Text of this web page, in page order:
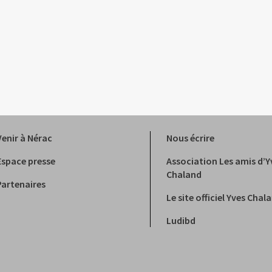
à Nérac
presse
Nous écrire
Association Les amis
Chaland
Le site officiel Yves
Ludibd